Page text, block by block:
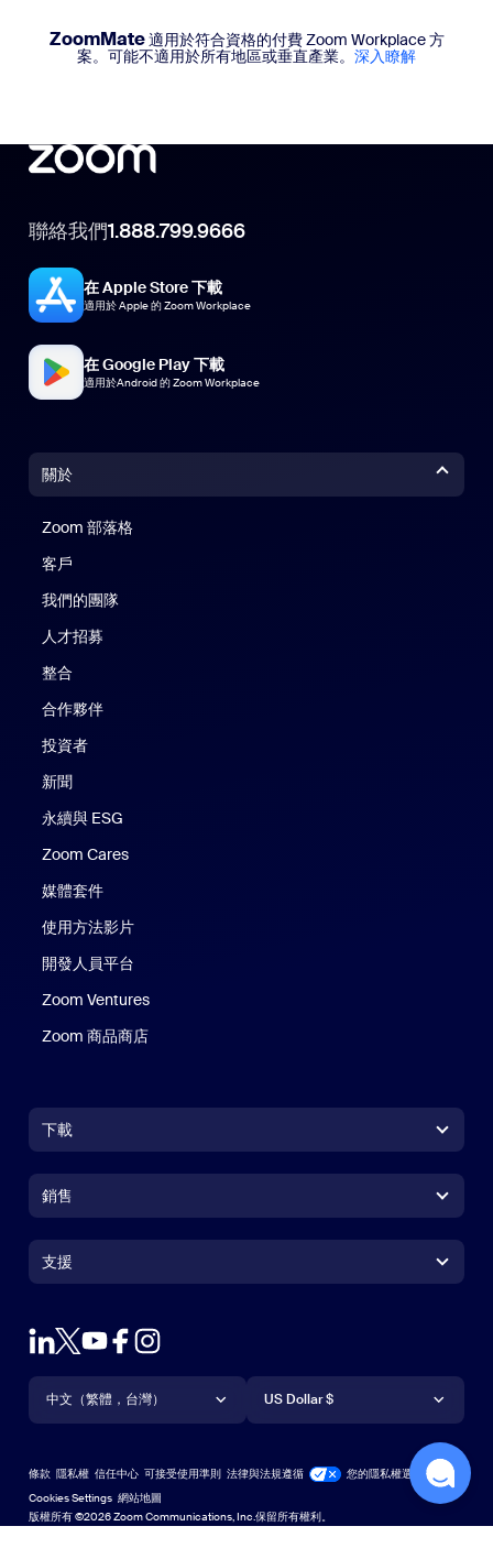
ZoomMate適用於符合資格的付費 Zoom Workplace 方
案。可能不適用於所有地區或垂直產業。 深入瞭解
聯絡我們1.888.799.9666
在 Apple Store 下載
適用於 Apple 的 Zoom Workplace
在 Google Play 下載
適用於Android 的 Zoom Workplace
關於
Zoom 部落格
客戶
我們的團隊
人才招募
整合
合作夥伴
投資者
新聞
永續與 ESG
Zoom Cares
媒體套件
使用方法影片
開發人員平台
Zoom Ventures
Zoom 商品商店
下載
Zoom Rooms 應用程式Zoom Rooms 應用程式
Zoom Rooms Controller
Outlook 外掛程式
Android 應用程式
Android 應用程式
銷售
聯絡銷售人員
申請示範
網路研討會和活動
Zoom 體驗中心Zoom 體驗中心
Zoom for StartupsZoom for Startups
支援
支援
帳戶
學習中心
技術內容資料庫技術內容資料庫
意見反應
語言
中文（繁體，台灣）
Español
貨幣
US Dollar $
版權所有 ©2026 Zoom Communications, Inc.保留所有權利。
條款 隱私權 信任中心 可接受使用準則 法律與法規遵循
您的隱私權選擇
Cookies Settings 網站地圖
網站地圖